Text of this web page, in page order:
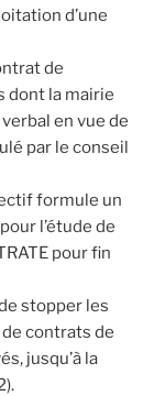
d’une
de
dont la mairie
en vue de
par le conseil
formule un
l’étude de
pour fin
stopper les
contrats de
jusqu’à la